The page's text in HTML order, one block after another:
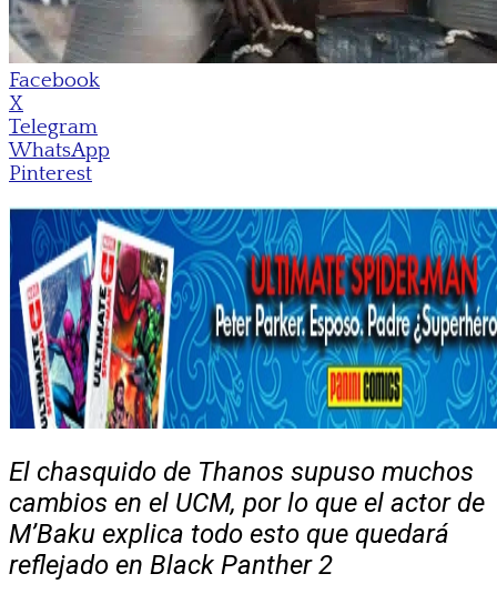
Facebook
X
Telegram
WhatsApp
Pinterest
El chasquido de Thanos supuso muchos
cambios en el UCM, por lo que el actor de
M’Baku explica todo esto que quedará
reflejado en Black Panther 2